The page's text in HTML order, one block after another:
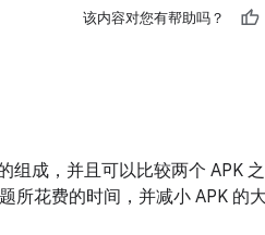
该内容对您有帮助吗？
组成，并且可以比较两个 APK
所花费的时间，并减小 APK 的大